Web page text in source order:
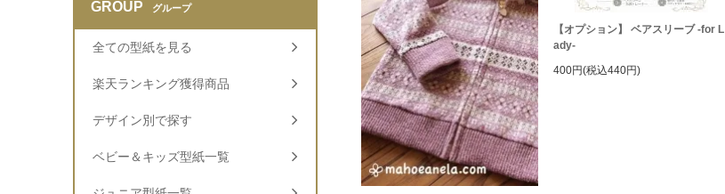
【オプション】 ベアスリーブ -for L
ady-
400円(税込440円)
GROUP グループ
全ての型紙を見る
楽天ランキング獲得商品
デザイン別で探す
ベビー＆キッズ型紙一覧